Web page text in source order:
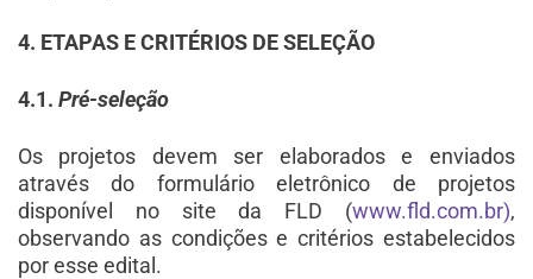
4. ETAPAS E CRITÉRIOS DE SELEÇÃO
4.1.Pré-seleção
Os projetos devem ser elaborados e enviados
através do formulário eletrônico de projetos
disponível no site da FLD (www.fld.com.br),
observando as condições e critérios estabelecidos
por esse edital.